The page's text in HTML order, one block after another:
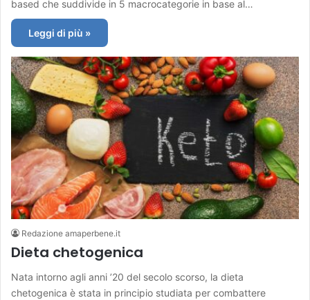
based che suddivide in 5 macrocategorie in base al…
Leggi di più »
Redazione amaperbene.it
Dieta chetogenica
Nata intorno agli anni ’20 del secolo scorso, la dieta
chetogenica è stata in principio studiata per combattere